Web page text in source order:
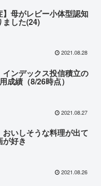
】母がレビー小体型認知
ました(24)
2021.08.28
インデックス投信積立の
成績（8/26時点）
2021.08.27
おいしそうな料理が出て
が好き
2021.08.26